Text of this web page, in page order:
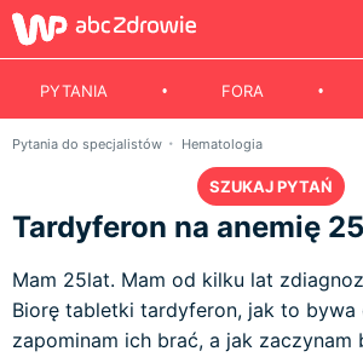
PYTANIA FORA
Pytania do specjalistów Hematologia
SZUKAJ PYTAŃ
Tardyferon na anemię
Mam 25lat. Mam od kilku lat
Biorę tabletki tardyferon, jak to bywa
zapominam ich brać, a jak zaczynam